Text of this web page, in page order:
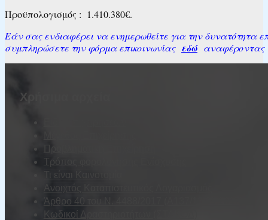
Προϋπολογισμός : 1.410.380€.
Εάν σας ενδιαφέρει να ενημερωθείτε για την δυνατότητα
συμπληρώσετε την φόρμα επικοινωνίας εδώ αναφέροντας
Χρήσιμα αρχεία
Τρόπος φορολόγησης Ενίσχυσης
Τι είναι Καινοτομία
Ανοιχτός Καταπιστευτικός Λογαριασμός
Άρθρο 40 του Ν. 4488/2017 (Α137/13.09.2017)
Κωδικοί Δραστηριοτήτων (ΣΤΑΚΟΔ)